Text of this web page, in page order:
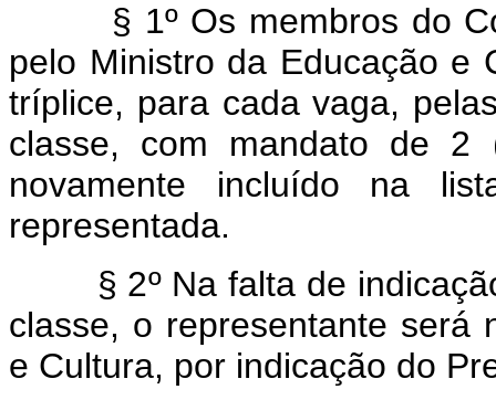
§ 1º Os membros do
pelo Ministro da Educação e
tríplice, para cada vaga,
classe, com mandato de 2
novamente incluído na
representada.
§ 2º Na falta de indicação
classe, o representante será
e Cultura, por indicação do